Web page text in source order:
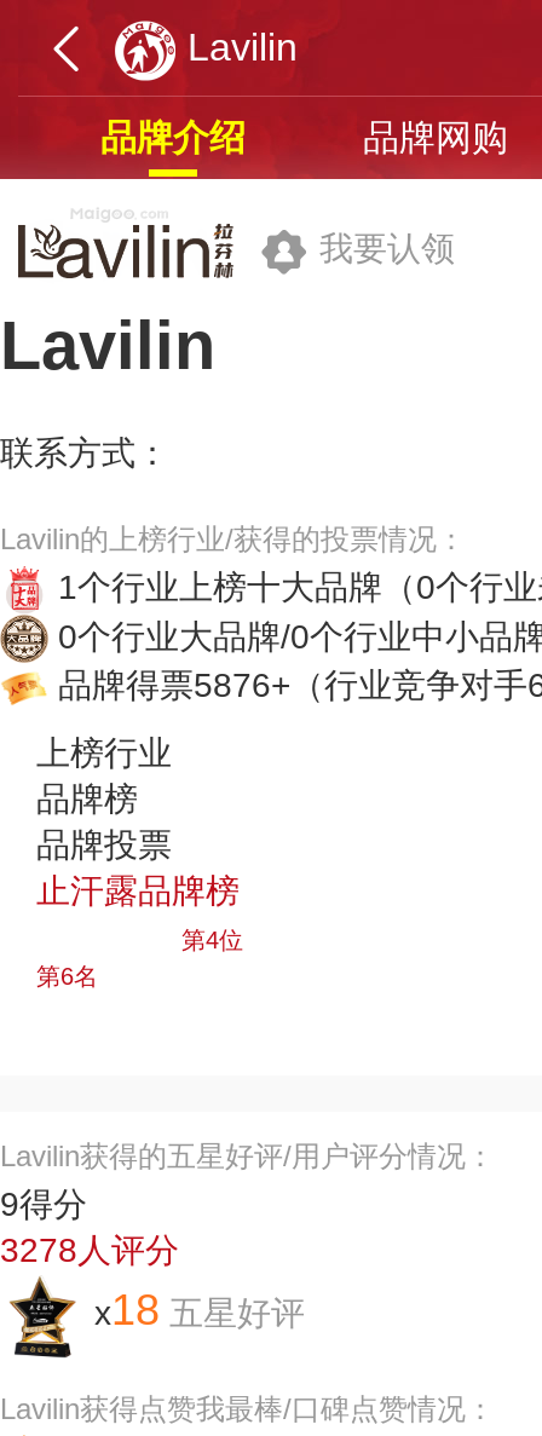
Lavilin
品牌介绍 品牌网购
我要认领
Lavilin
联系方式：
Lavilin的上榜行业/获得的投票情况：
1个行业上榜十大品牌 （0个行
0个行业大品牌/0个行业中小品
品牌得票5876+ （行业竞争对
上榜行业
品牌榜
品牌投票
止汗露品牌榜
第4位
第6名
Lavilin获得的五星好评/用户评分情况：
9得分
3278人评分
x18 五星好评
Lavilin获得点赞我最棒/口碑点赞情况：